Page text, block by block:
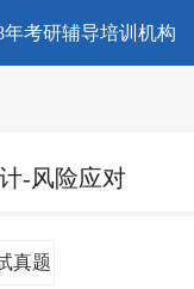
年考研辅导培训机构
-风险应对